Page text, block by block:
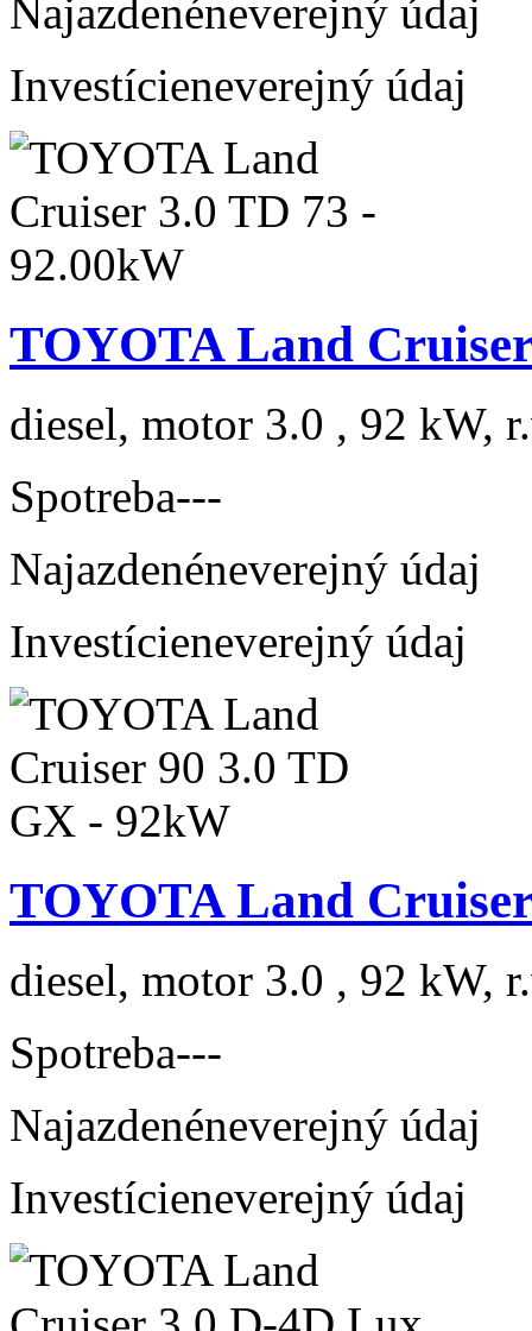
Najazdenéneverejný údaj
Investícieneverejný údaj
TOYOTA Land
diesel, motor 3.0 , 92 kW,
Spotreba---
Najazdenéneverejný údaj
Investícieneverejný údaj
TOYOTA Land
diesel, motor 3.0 , 92 kW,
Spotreba---
Najazdenéneverejný údaj
Investícieneverejný údaj